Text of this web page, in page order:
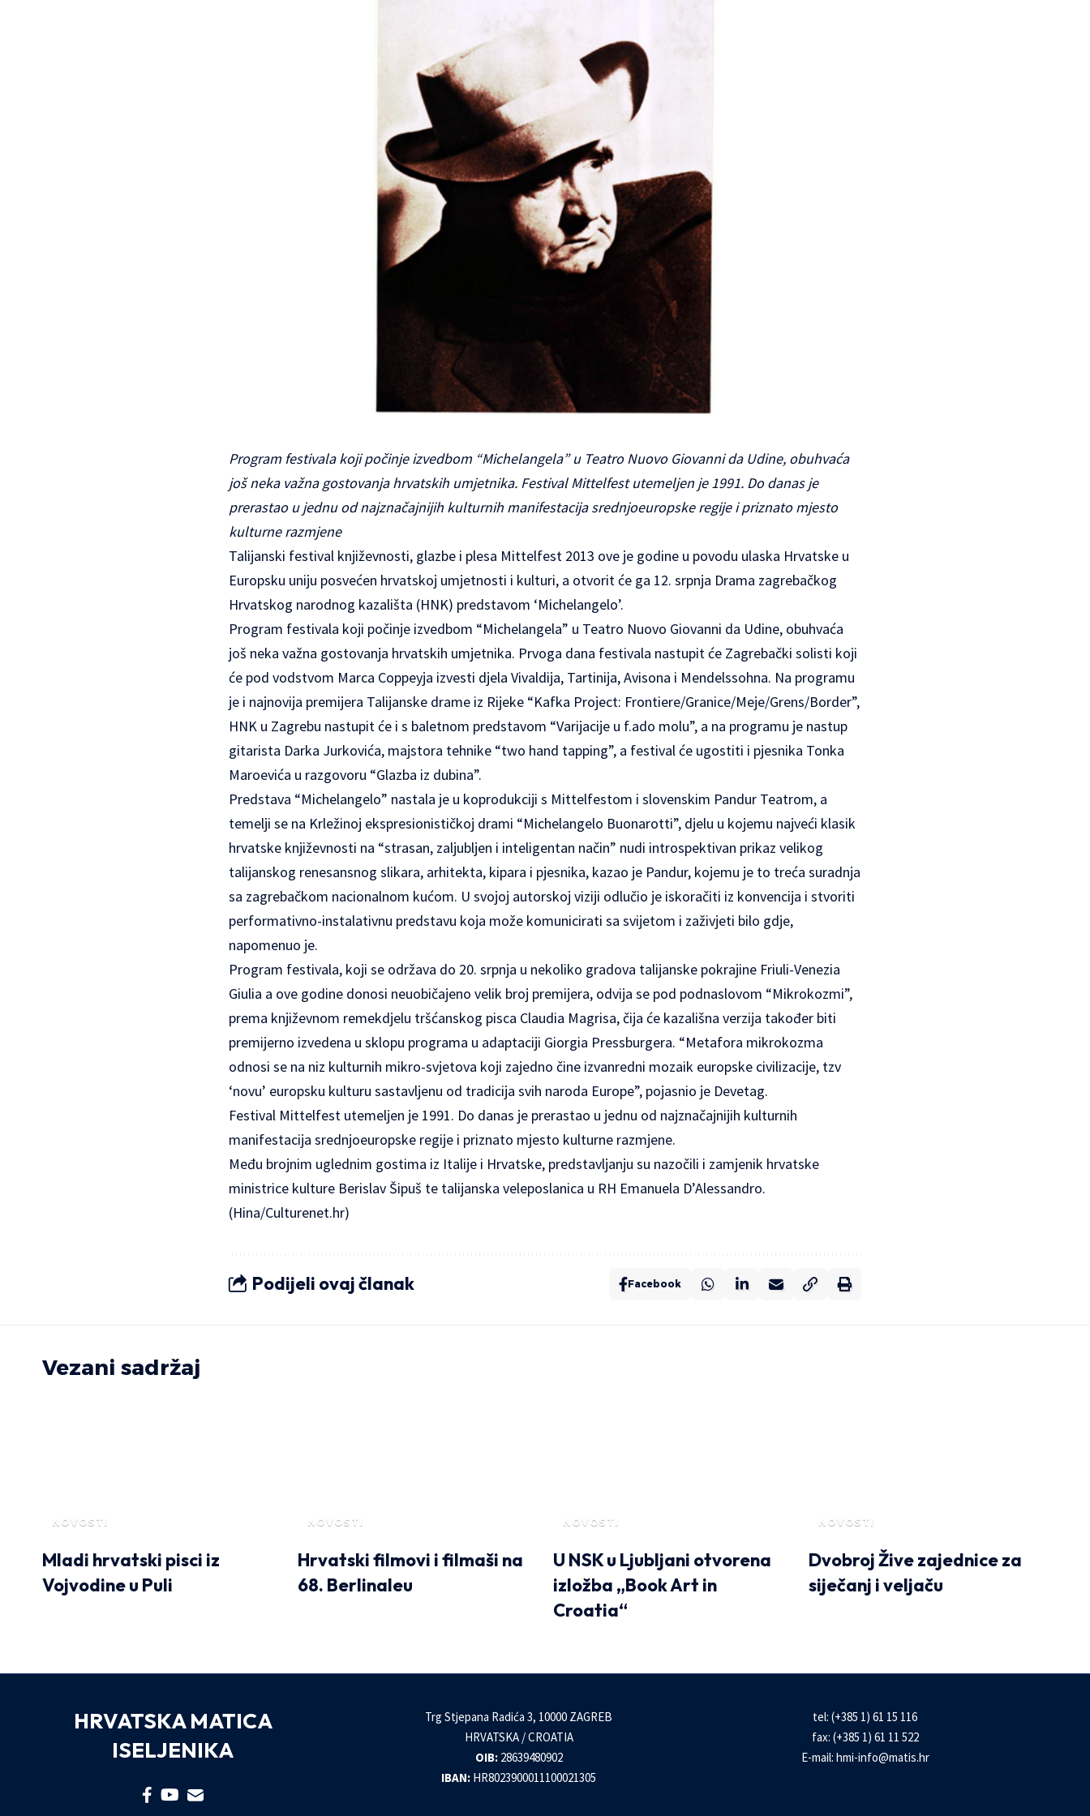
Program festivala koji počinje izvedbom “Michelangela” u Teatro Nuovo Giovanni da Udine, obuhvaća
još neka važna gostovanja hrvatskih umjetnika. Festival Mittelfest utemeljen je 1991. Do danas je
prerastao u jednu od najznačajnijih kulturnih manifestacija srednjoeuropske regije i priznato mjesto
kulturne razmjene
Talijanski festival književnosti, glazbe i plesa Mittelfest 2013 ove je godine u povodu ulaska Hrvatske u
Europsku uniju posvećen hrvatskoj umjetnosti i kulturi, a otvorit će ga 12. srpnja Drama zagrebačkog
Hrvatskog narodnog kazališta (HNK) predstavom ‘Michelangelo’.
Program festivala koji počinje izvedbom “Michelangela” u Teatro Nuovo Giovanni da Udine, obuhvaća
još neka važna gostovanja hrvatskih umjetnika. Prvoga dana festivala nastupit će Zagrebački solisti koji
će pod vodstvom Marca Coppeyja izvesti djela Vivaldija, Tartinija, Avisona i Mendelssohna. Na programu
je i najnovija premijera Talijanske drame iz Rijeke “Kafka Project: Frontiere/Granice/Meje/Grens/Border”,
HNK u Zagrebu nastupit će i s baletnom predstavom “Varijacije u f.ado molu”, a na programu je nastup
gitarista Darka Jurkovića, majstora tehnike “two hand tapping”, a festival će ugostiti i pjesnika Tonka
Maroevića u razgovoru “Glazba iz dubina”.
Predstava “Michelangelo” nastala je u koprodukciji s Mittelfestom i slovenskim Pandur Teatrom, a
temelji se na Krležinoj ekspresionističkoj drami “Michelangelo Buonarotti”, djelu u kojemu najveći klasik
hrvatske književnosti na “strasan, zaljubljen i inteligentan način” nudi introspektivan prikaz velikog
talijanskog renesansnog slikara, arhitekta, kipara i pjesnika, kazao je Pandur, kojemu je to treća suradnja
sa zagrebačkom nacionalnom kućom. U svojoj autorskoj viziji odlučio je iskoračiti iz konvencija i stvoriti
performativno-instalativnu predstavu koja može komunicirati sa svijetom i zaživjeti bilo gdje,
napomenuo je.
Program festivala, koji se održava do 20. srpnja u nekoliko gradova talijanske pokrajine Friuli-Venezia
Giulia a ove godine donosi neuobičajeno velik broj premijera, odvija se pod podnaslovom “Mikrokozmi”,
prema književnom remekdjelu tršćanskog pisca Claudia Magrisa, čija će kazališna verzija također biti
premijerno izvedena u sklopu programa u adaptaciji Giorgia Pressburgera. “Metafora mikrokozma
odnosi se na niz kulturnih mikro-svjetova koji zajedno čine izvanredni mozaik europske civilizacije, tzv
‘novu’ europsku kulturu sastavljenu od tradicija svih naroda Europe”, pojasnio je Devetag.
Festival Mittelfest utemeljen je 1991. Do danas je prerastao u jednu od najznačajnijih kulturnih
manifestacija srednjoeuropske regije i priznato mjesto kulturne razmjene.
Među brojnim uglednim gostima iz Italije i Hrvatske, predstavljanju su nazočili i zamjenik hrvatske
ministrice kulture Berislav Šipuš te talijanska veleposlanica u RH Emanuela D’Alessandro.
(Hina/Culturenet.hr)
Podijeli ovaj članak Facebook
Vezani sadržaj
NOVOSTI
Mladi hrvatski pisci iz
Vojvodine u Puli
NOVOSTI
Hrvatski filmovi i filmaši na
68. Berlinaleu
NOVOSTI
U NSK u Ljubljani otvorena
izložba „Book Art in
Croatia“
NOVOSTI
Dvobroj Žive zajednice za
siječanj i veljaču
HRVATSKA MATICA
ISELJENIKA
Trg Stjepana Radića 3, 10000 ZAGREB
HRVATSKA / CROATIA
OIB:28639480902
IBAN: HR8023900011100021305
tel: (+385 1) 61 15 116
fax: (+385 1) 61 11 522
E-mail: hmi-info@matis.hr